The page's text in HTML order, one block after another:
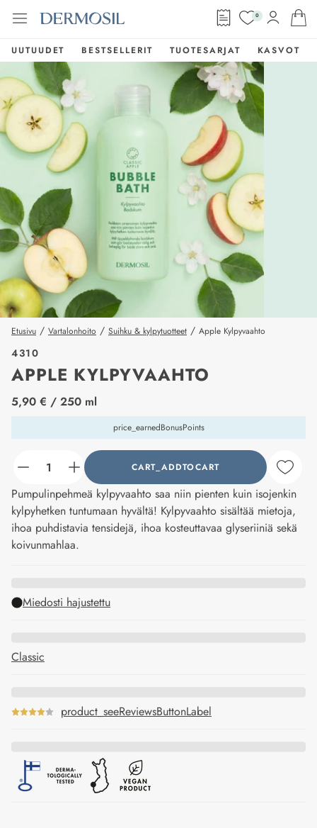
0
UUTUUDET BESTSELLERIT TUOTESARJAT KASVOT
Etusivu / Vartalonhoito / Suihku & kylpytuotteet / Apple Kylpyvaahto
4310
APPLE KYLPYVAAHTO
price_label
5,90 € / 250 ml
price_earnedBonusPoints
counter_current CART_ADDTOCART
Pumpulinpehmeä kylpyvaahto saa niin pienten kuin isojenkin
kylpyhetken tuntumaan hyvältä! Kylpyvaahto sisältää mietoja,
ihoa puhdistavia tensidejä, ihoa kosteuttavaa glyseriiniä sekä
koivunmahlaa.
Miedosti hajustettu
Classic
product_seeReviewsButtonLabel